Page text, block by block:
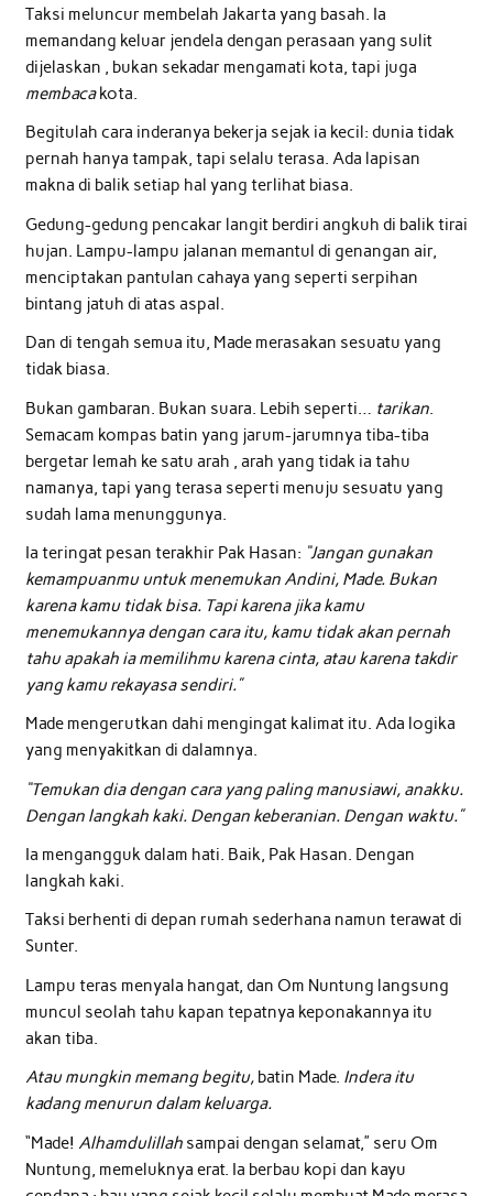
Taksi meluncur membelah Jakarta yang basah. Ia
memandang keluar jendela dengan perasaan yang sulit
dijelaskan , bukan sekadar mengamati kota, tapi juga
membacakota.
Begitulah cara inderanya bekerja sejak ia kecil: dunia tidak
pernah hanya tampak, tapi selalu terasa. Ada lapisan
makna di balik setiap hal yang terlihat biasa.
Gedung-gedung pencakar langit berdiri angkuh di balik tirai
hujan. Lampu-lampu jalanan memantul di genangan air,
menciptakan pantulan cahaya yang seperti serpihan
bintang jatuh di atas aspal.
Dan di tengah semua itu, Made merasakan sesuatu yang
tidak biasa.
Bukan gambaran. Bukan suara. Lebih seperti…
tarikan.
Semacam kompas batin yang jarum-jarumnya tiba-tiba
bergetar lemah ke satu arah , arah yang tidak ia tahu
namanya, tapi yang terasa seperti menuju sesuatu yang
sudah lama menunggunya.
Ia teringat pesan terakhir Pak Hasan: “Jangan gunakan
kemampuanmu untuk menemukan Andini, Made. Bukan
karena kamu tidak bisa. Tapi karena jika kamu
menemukannya dengan cara itu, kamu tidak akan pernah
tahu apakah ia memilihmu karena cinta, atau karena takdir
yang kamu rekayasa sendiri.”
Made mengerutkan dahi mengingat kalimat itu. Ada logika
yang menyakitkan di dalamnya.
“Temukan dia dengan cara yang paling manusiawi, anakku.
Dengan langkah kaki. Dengan keberanian. Dengan waktu.”
Ia mengangguk dalam hati. Baik, Pak Hasan. Dengan
langkah kaki.
Taksi berhenti di depan rumah sederhana namun terawat di
Sunter.
Lampu teras menyala hangat, dan Om Nuntung langsung
muncul seolah tahu kapan tepatnya keponakannya itu
akan tiba.
Atau mungkin memang begitu,batin Made. Indera itu
kadang menurun dalam keluarga.
“Made! Alhamdulillahsampai dengan selamat,” seru Om
Nuntung, memeluknya erat. Ia berbau kopi dan kayu